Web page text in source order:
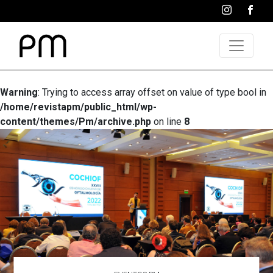
Warning: Trying to access array offset on value of type bool in
/home/revistapm/public_html/wp-
content/themes/Pm/archive.php on line 8